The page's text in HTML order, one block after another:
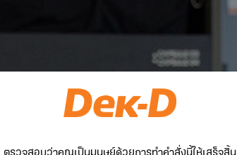
ตรวจสอบว่าคุณเป็นมนุษย์ด้วยการทำคำสั่งนี้ให้เสร็จสิ้น